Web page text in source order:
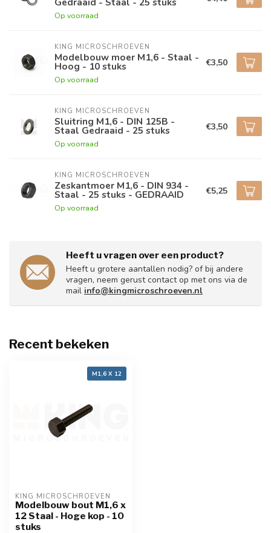
Op voorraad
KING MICROSCHROEVEN
Modelbouw moer M1,6 - Staal -
Hoog - 10 stuks
Op voorraad
€3,50
KING MICROSCHROEVEN
Sluitring M1,6 - DIN 125B -
Staal Gedraaid - 25 stuks
Op voorraad
€3,50
KING MICROSCHROEVEN
Zeskantmoer M1,6 - DIN 934 -
Staal - 25 stuks - GEDRAAID
Op voorraad
€5,25
Heeft u vragen over een product?
Heeft u grotere aantallen nodig? of bij andere
vragen, neem gerust contact op met ons via de
mail info@kingmicroschroeven.nl
Recent bekeken
M1,6 X 12
KING MICROSCHROEVEN
Modelbouw bout M1,6 x
12 Staal - Hoge kop - 10
stuks